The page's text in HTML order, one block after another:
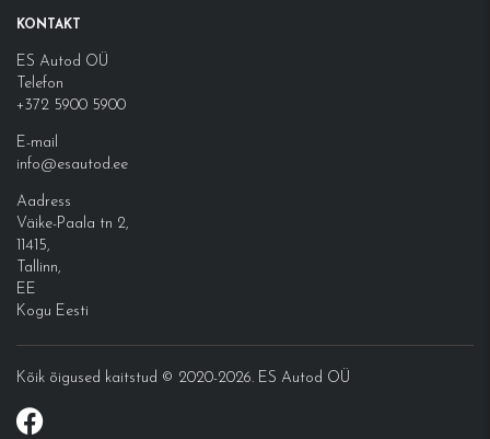
KONTAKT
ES Autod OÜ
Telefon
+372 5900 5900
E-mail
info@esautod.ee
Aadress
Väike-Paala tn 2,
11415,
Tallinn,
EE
Kogu Eesti
Kõik õigused kaitstud © 2020-2026. ES Autod OÜ